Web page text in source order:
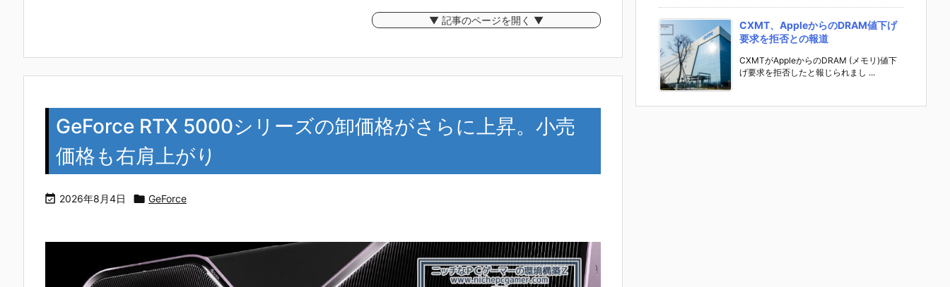
▼ 記事のページを開く ▼
GeForce RTX 5000シリーズの卸価格がさらに上昇。小売
価格も右肩上がり
 2026年8月4日  GeForce
CXMT、AppleからのDRAM値下げ
要求を拒否との報道
CXMTがAppleからのDRAM (メモリ)値下
げ要求を拒否したと報じられまし ...